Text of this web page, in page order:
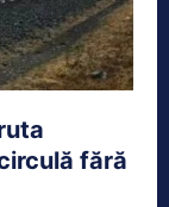
fără